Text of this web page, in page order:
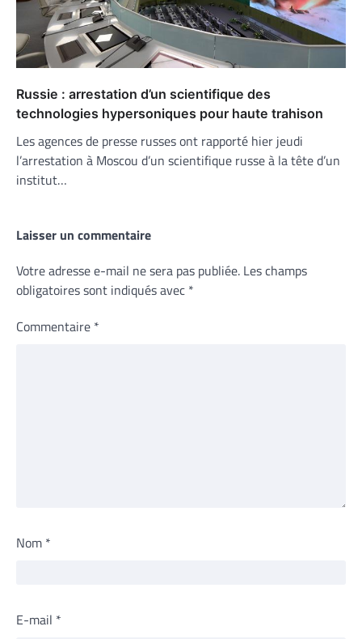
Russie : arrestation d’un scientifique des
technologies hypersoniques pour haute trahison
Les agences de presse russes ont rapporté hier jeudi
l’arrestation à Moscou d’un scientifique russe à la tête d’un
institut…
Laisser un commentaire
Votre adresse e-mail ne sera pas publiée. Les champs
obligatoires sont indiqués avec *
Commentaire *
Nom *
E-mail *